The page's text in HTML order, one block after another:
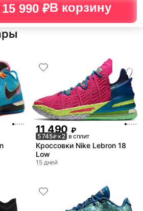
15 990 ₽В корзину
11 490 ₽
5 745₽× 2 в сплит
Кроссовки Nike Lebron 18
Low
15 дней